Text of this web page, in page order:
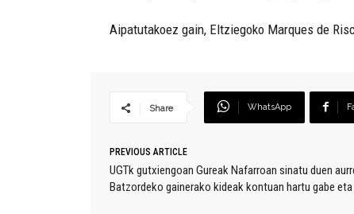
Aipatutakoez gain, Eltziegoko Marques de
Share WhatsApp
PREVIOUS ARTICLE
UGTk gutxiengoan Gureak Nafarroan sinatu duen
Batzordeko gainerako kideak kontuan hartu gabe